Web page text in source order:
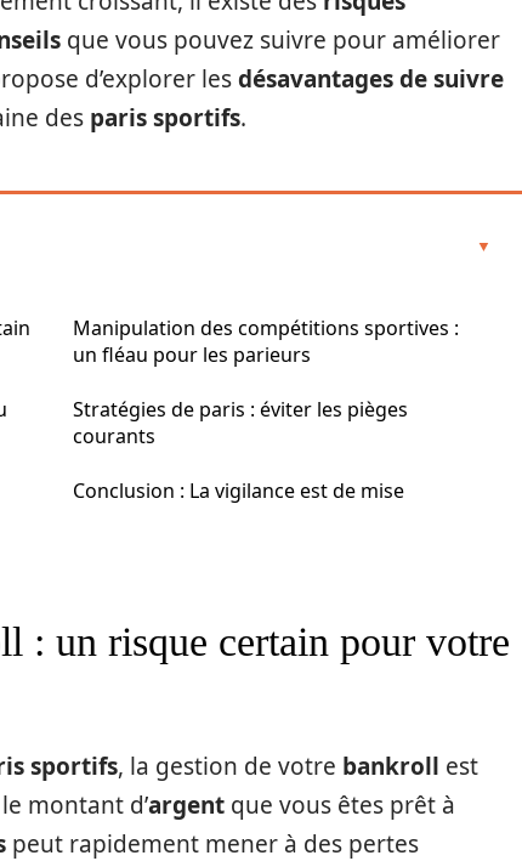
que vous pouvez suivre pour améliorer
d’explorer lesdésavantages de suivre
des paris sportifs.
Manipulation des compétitions sportives :
un fléau pour les parieurs
Stratégies de paris : éviter les pièges
courants
Conclusion : La vigilance est de mise
: un risque certain pour votre
sportifs, la gestion de votre bankroll est
montant d’argent que vous êtes prêt à
peut rapidement mener à des pertes